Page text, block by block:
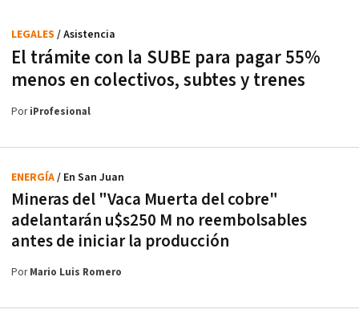
El trámite con la SUBE para pagar 55%
menos en colectivos, subtes y trenes
LEGALES / Asistencia
PoriProfesional
Mineras del "Vaca Muerta del cobre"
adelantarán u$s250 M no reembolsables
antes de iniciar la producción
ENERGÍA/ En San Juan
PorMario Luis Romero